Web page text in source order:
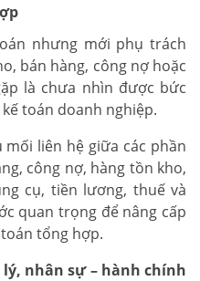
nhưng mới phụ trách
bán hàng, công nợ hoặc
là chưa nhìn được bức
toán doanh nghiệp.
liên hệ giữa các phần
công nợ, hàng tồn kho,
cụ, tiền lương, thuế và
quan trọng để nâng cấp
tổng hợp.
nhân sự – hành chính